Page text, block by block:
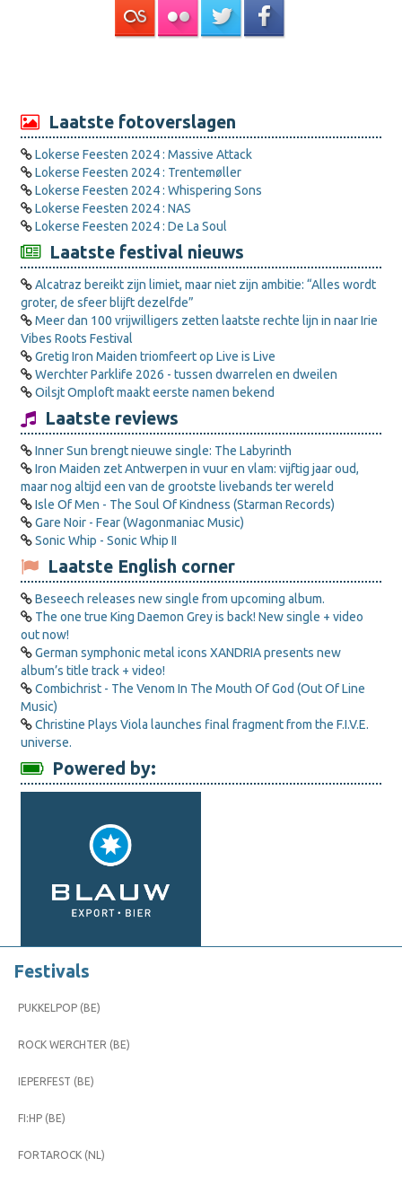
Laatste fotoverslagen
Lokerse Feesten 2024 : Massive Attack
Lokerse Feesten 2024 : Trentemøller
Lokerse Feesten 2024 : Whispering Sons
Lokerse Feesten 2024 : NAS
Lokerse Feesten 2024 : De La Soul
Laatste festival nieuws
Alcatraz bereikt zijn limiet, maar niet zijn ambitie: “Alles wordt
groter, de sfeer blijft dezelfde”
Meer dan 100 vrijwilligers zetten laatste rechte lijn in naar Irie
Vibes Roots Festival
Gretig Iron Maiden triomfeert op Live is Live
Werchter Parklife 2026 - tussen dwarrelen en dweilen
Oilsjt Omploft maakt eerste namen bekend
Laatste reviews
Inner Sun brengt nieuwe single: The Labyrinth
Iron Maiden zet Antwerpen in vuur en vlam: vijftig jaar oud,
maar nog altijd een van de grootste livebands ter wereld
Isle Of Men - The Soul Of Kindness (Starman Records)
Gare Noir - Fear (Wagonmaniac Music)
Sonic Whip - Sonic Whip II
Laatste English corner
Beseech releases new single from upcoming album.
The one true King Daemon Grey is back! New single + video
out now!
German symphonic metal icons XANDRIA presents new
album’s title track + video!
Combichrist - The Venom In The Mouth Of God (Out Of Line
Music)
Christine Plays Viola launches final fragment from the F.I.V.E.
universe.
Powered by:
Festivals
PUKKELPOP (BE)
ROCK WERCHTER (BE)
IEPERFEST (BE)
FI:HP (BE)
FORTAROCK (NL)